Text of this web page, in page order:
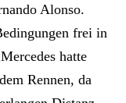
Alonso.
frei in
hatte
Rennen, da